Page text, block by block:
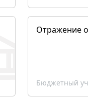
Отражение
Бюджетный